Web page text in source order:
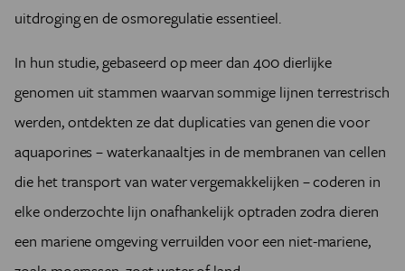
uitdroging en de osmoregulatie essentieel.
In hun studie, gebaseerd op meer dan 400 dierlijke
genomen uit stammen waarvan sommige lijnen terrestrisch
werden, ontdekten ze dat duplicaties van genen die voor
aquaporines – waterkanaaltjes in de membranen van cellen
die het transport van water vergemakkelijken – coderen in
elke onderzochte lijn onafhankelijk optraden zodra dieren
een mariene omgeving verruilden voor een niet-mariene,